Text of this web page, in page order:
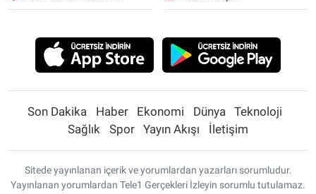
Son Dakika Haber Ekonomi Dünya
Teknoloji
Sağlık
Spor Yayın Akışı İletişim
Sitede yayınlanan içerik ve yorumlardan yazarları sorumludur.
Yayınlanan yorumlardan Tele1 Gerçekleri İzleyin sorumlu tutulamaz.